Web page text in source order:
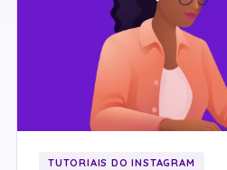
TUTORIAIS DO INSTAGRAM